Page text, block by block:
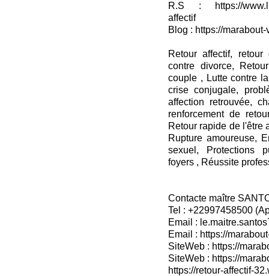
R.S : https://
affectif
Blog : https://
Retour affectif,
contre divorce,
couple , Lutte contre
crise conjugale,
affection retrouvée,
renforcement de
Retour rapide de l'être
Rupture amoureuse,
sexuel, Protections
foyers , Réussite
Contacte maître
Tel : +22997458500
Email :
Email : https://
SiteWeb : https://
SiteWeb : https://
https://retour-affectif-